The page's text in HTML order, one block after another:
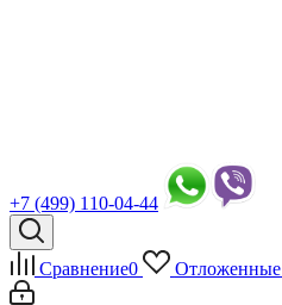
+7 (499) 110-04-44
Сравнение0 Отложенные